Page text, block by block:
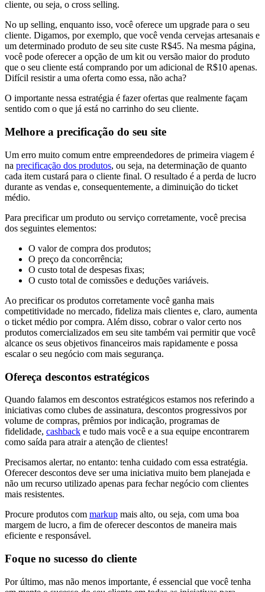
cliente, ou seja, o cross selling.
No up selling, enquanto isso, você oferece um upgrade para o seu
cliente. Digamos, por exemplo, que você venda cervejas artesanais e
um determinado produto de seu site custe R$45. Na mesma página,
você pode oferecer a opção de um kit ou versão maior do produto
que o seu cliente está comprando por um adicional de R$10 apenas.
Difícil resistir a uma oferta como essa, não acha?
O importante nessa estratégia é fazer ofertas que realmente façam
sentido com o que já está no carrinho do seu cliente.
Melhore a precificação do seu site
Um erro muito comum entre empreendedores de primeira viagem é
na precificação dos produtos, ou seja, na determinação de quanto
cada item custará para o cliente final. O resultado é a perda de lucro
durante as vendas e, consequentemente, a diminuição do ticket
médio.
Para precificar um produto ou serviço corretamente, você precisa
dos seguintes elementos:
O valor de compra dos produtos;
O preço da concorrência;
O custo total de despesas fixas;
O custo total de comissões e deduções variáveis.
Ao precificar os produtos corretamente você ganha mais
competitividade no mercado, fideliza mais clientes e, claro, aumenta
o ticket médio por compra. Além disso, cobrar o valor certo nos
produtos comercializados em seu site também vai permitir que você
alcance os seus objetivos financeiros mais rapidamente e possa
escalar o seu negócio com mais segurança.
Ofereça descontos estratégicos
Quando falamos em descontos estratégicos estamos nos referindo a
iniciativas como clubes de assinatura, descontos progressivos por
volume de compras, prêmios por indicação, programas de
fidelidade, cashback e tudo mais você e a sua equipe encontrarem
como saída para atrair a atenção de clientes!
Precisamos alertar, no entanto: tenha cuidado com essa estratégia.
Oferecer descontos deve ser uma iniciativa muito bem planejada e
não um recurso utilizado apenas para fechar negócio com clientes
mais resistentes.
Procure produtos com markup mais alto, ou seja, com uma boa
margem de lucro, a fim de oferecer descontos de maneira mais
eficiente e responsável.
Foque no sucesso do cliente
Por último, mas não menos importante, é essencial que você tenha